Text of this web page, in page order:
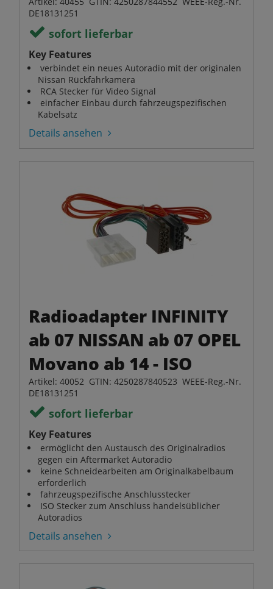
DE18131251
sofort lieferbar
Key Features
verbindet ein neues Autoradio mit der originalen
Nissan Rückfahrkamera
RCA Stecker für Video Signal
einfacher Einbau durch fahrzeugspezifischen
Kabelsatz
Details ansehen
Radioadapter INFINITY
ab 07 NISSAN ab 07 OPEL
Movano ab 14 - ISO
Artikel: 40052 GTIN: 4250287840523 WEEE-Reg.-Nr.
DE18131251
sofort lieferbar
Key Features
ermöglicht den Austausch des Originalradios
gegen ein Aftermarket Autoradio
keine Schneidearbeiten am Originalkabelbaum
erforderlich
fahrzeugspezifische Anschlusstecker
ISO Stecker zum Anschluss handelsüblicher
Autoradios
Details ansehen